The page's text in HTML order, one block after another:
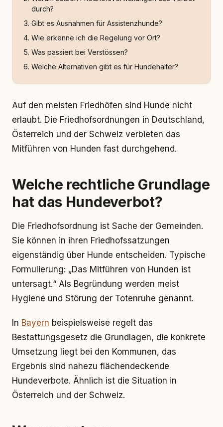
durch?
Gibt es Ausnahmen für Assistenzhunde?
Wie erkenne ich die Regelung vor Ort?
Was passiert bei Verstössen?
Welche Alternativen gibt es für Hundehalter?
Auf den meisten Friedhöfen sind Hunde nicht
erlaubt. Die Friedhofsordnungen in Deutschland,
Österreich und der Schweiz verbieten das
Mitführen von Hunden fast durchgehend.
Welche rechtliche Grundlage
hat das Hundeverbot?
Die Friedhofsordnung ist Sache der Gemeinden.
Sie können in ihren Friedhofssatzungen
eigenständig über Hunde entscheiden. Typische
Formulierung: „Das Mitführen von Hunden ist
untersagt.“ Als Begründung werden meist
Hygiene und Störung der Totenruhe genannt.
In Bayern beispielsweise regelt das
Bestattungsgesetz die Grundlagen, die konkrete
Umsetzung liegt bei den Kommunen, das
Ergebnis sind nahezu flächendeckende
Hundeverbote. Ähnlich ist die Situation in
Österreich und der Schweiz.